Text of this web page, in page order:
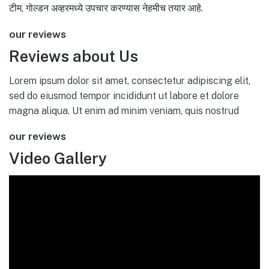
टीम, गोल्डन अव्हरमध्ये उपचार करण्यास नेहमीच तयार आहे.
our reviews
Reviews about Us
Lorem ipsum dolor sit amet, consectetur adipiscing elit,
sed do eiusmod tempor incididunt ut labore et dolore
magna aliqua. Ut enim ad minim veniam, quis nostrud
our reviews
Video Gallery